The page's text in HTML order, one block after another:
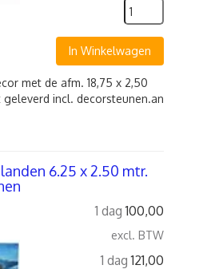
In Winkelwagen
met de afm. 18,75 x 2,50
incl. decorsteunen.an
6.25 x 2.50 mtr.
1 dag 100,00
excl. BTW
1 dag 121,00